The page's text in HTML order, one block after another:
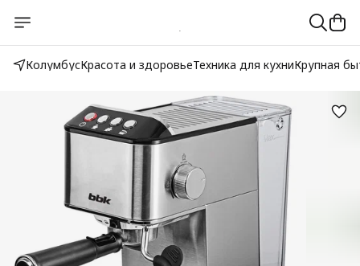
КолумбусКрасота и здоровьеТехника для кухниКрупная